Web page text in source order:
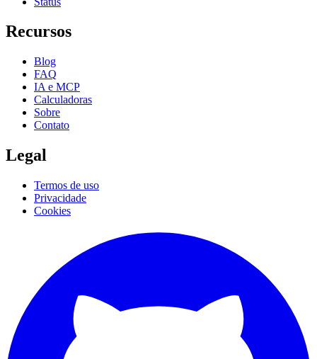
Recursos
Blog
FAQ
IA e MCP
Calculadoras
Sobre
Contato
Legal
Termos de uso
Privacidade
Cookies